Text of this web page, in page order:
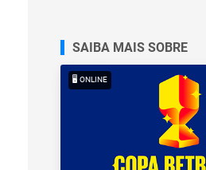
SAIBA MAIS SOBRE
🖥️ ONLINE